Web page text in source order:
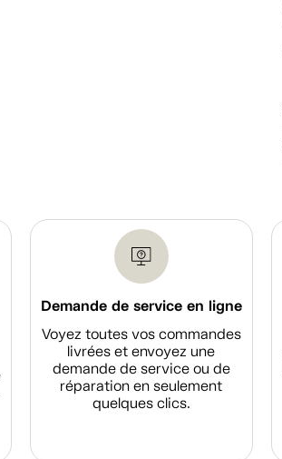
Demande de service en ligne
Voyez toutes vos commandes
livrées et envoyez une
demande de service ou de
réparation en seulement
quelques clics.